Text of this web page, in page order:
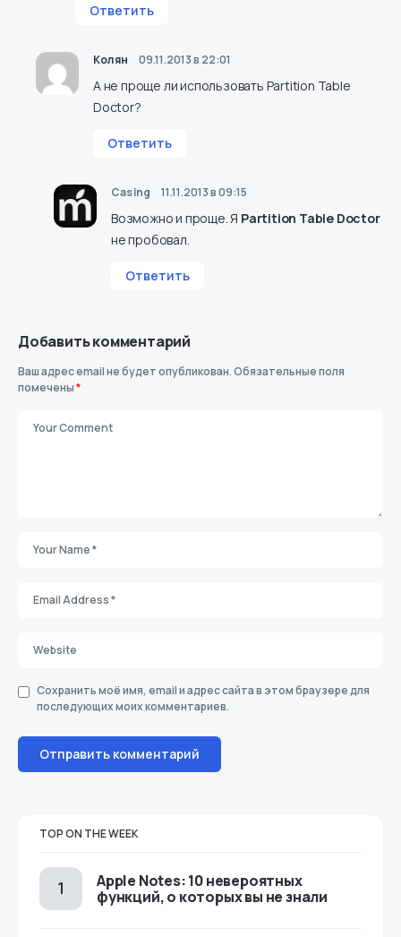
Ответить
Колян 09.11.2013 в 22:01
А не проще ли использовать Partition Table
Doctor?
Ответить
Casing 11.11.2013 в 09:15
Возможно и проще. Я Partition Table Doctor
не пробовал.
Ответить
Добавить комментарий
Ваш адрес email не будет опубликован.Обязательные поля
помечены*
Сохранить моё имя, email и адрес сайта в этом браузере для
последующих моих комментариев.
TOP ON THE WEEK
Apple Notes: 10 невероятных
функций, о которых вы не знали